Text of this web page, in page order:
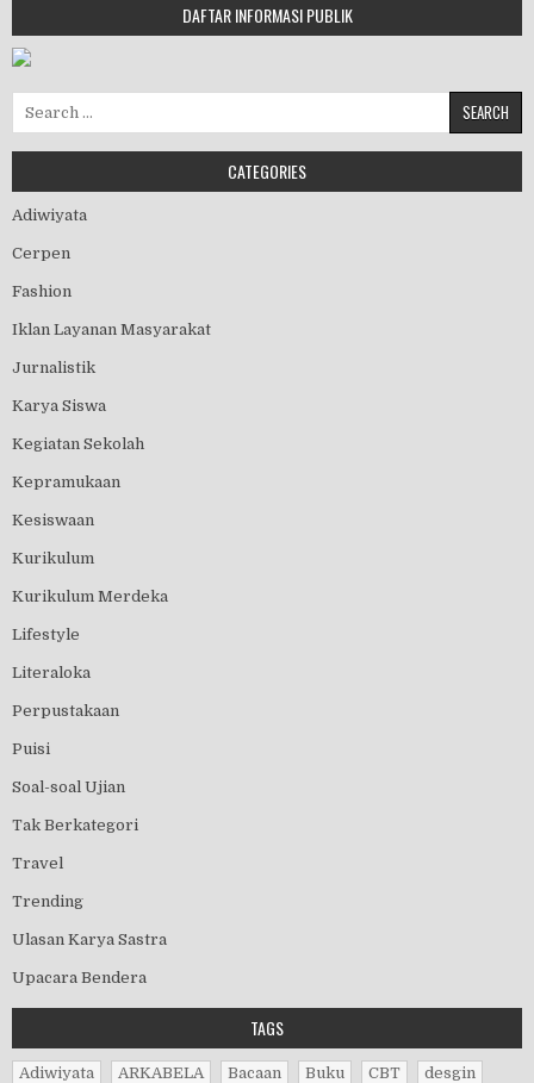
DAFTAR INFORMASI PUBLIK
CATEGORIES
Adiwiyata
Cerpen
Fashion
Iklan Layanan Masyarakat
Jurnalistik
Karya Siswa
Kegiatan Sekolah
Kepramukaan
Kesiswaan
Kurikulum
Kurikulum Merdeka
Lifestyle
Literaloka
Perpustakaan
Puisi
Soal-soal Ujian
Tak Berkategori
Travel
Trending
Ulasan Karya Sastra
Upacara Bendera
TAGS
Adiwiyata ARKABELA Bacaan Buku CBT
desgin